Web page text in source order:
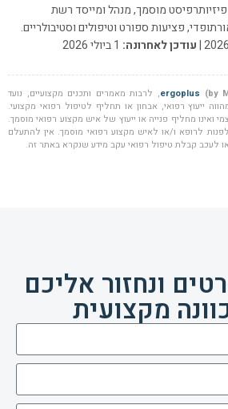
מוסמך, מנהל ומייסד רשת
פציעות ספורט וטיפולים וסטיבולריים.
עודכן לאחרונה:
ergoplus (by
, לרבות מאמרים ותכנים מקצועיים, נועד
ייעוץ רפואי, אבחון או תחליף לטיפול רפואי מקצועי.
ואינו מחליף פנייה או ייעוץ של איש מקצוע רפואי מוסמך.
לרופא ו/או לאיש מקצוע רפואי מוסמך. אין להתעלם
או לעכב קבלת טיפול רפואי עקב מידע שנקרא באתר זה.
ונחזור אליכם
מקצועית